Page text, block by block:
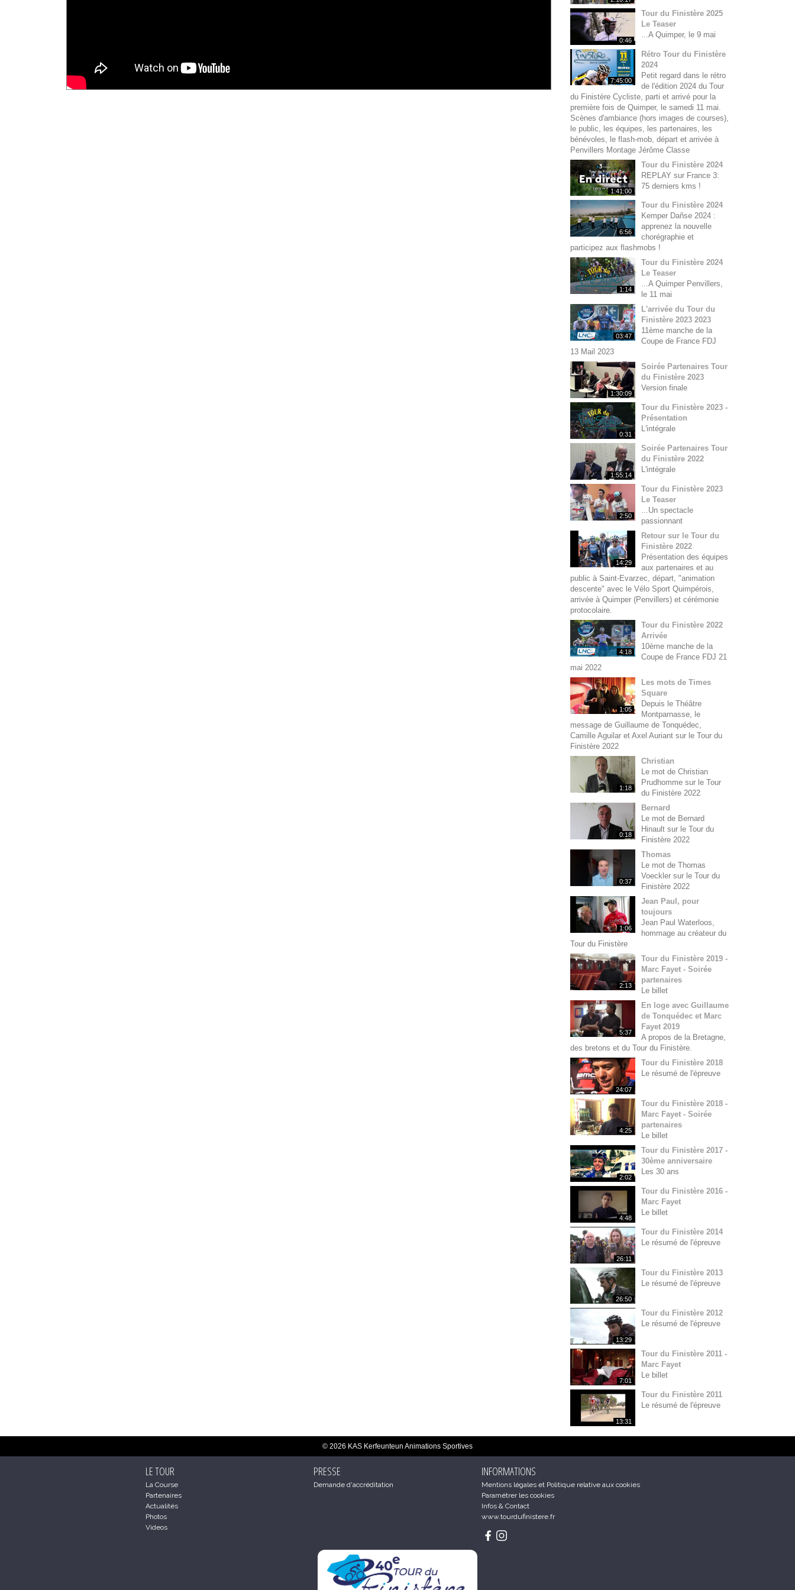
0:46
Tour du Finistère 2025
Le Teaser
...A Quimper, le 9 mai
7:45:00
Rétro Tour du Finistère
2024
Petit regard dans le rétro
de l'édition 2024 du Tour
du Finistère Cycliste, parti et arrivé pour la
première fois de Quimper, le samedi 11 mai.
Scènes d'ambiance (hors images de courses),
le public, les équipes, les partenaires, les
bénévoles, le flash-mob, départ et arrivée à
Penvillers Montage Jérôme Classe
1:41:00
Tour du Finistère 2024
REPLAY sur France 3:
75 derniers kms !
6:56
Tour du Finistère 2024
Kemper Dañse 2024 :
apprenez la nouvelle
chorégraphie et
participez aux flashmobs !
1:14
Tour du Finistère 2024
Le Teaser
...A Quimper Penvillers,
le 11 mai
03:47
L'arrivée du Tour du
Finistère 2023 2023
11ème manche de la
Coupe de France FDJ
13 Mail 2023
1:30:09
Soirée Partenaires Tour
du Finistère 2023
Version finale
0:31
Tour du Finistère 2023 -
Présentation
L'intégrale
1:55:14
Soirée Partenaires Tour
du Finistère 2022
L'intégrale
2:50
Tour du Finistère 2023
Le Teaser
...Un spectacle
passionnant
14:29
Retour sur le Tour du
Finistère 2022
Présentation des équipes
aux partenaires et au
public à Saint-Evarzec, départ, "animation
descente" avec le Vélo Sport Quimpérois,
arrivée à Quimper (Penvillers) et cérémonie
protocolaire.
4:18
Tour du Finistère 2022
Arrivée
10ème manche de la
Coupe de France FDJ 21
mai 2022
1:05
Les mots de Times
Square
Depuis le Théâtre
Montparnasse, le
message de Guillaume de Tonquédec,
Camille Aguilar et Axel Auriant sur le Tour du
Finistère 2022
1:18
Christian
Le mot de Christian
Prudhomme sur le Tour
du Finistère 2022
0:18
Bernard
Le mot de Bernard
Hinault sur le Tour du
Finistère 2022
0:37
Thomas
Le mot de Thomas
Voeckler sur le Tour du
Finistère 2022
1:06
Jean Paul, pour
toujours
Jean Paul Waterloos,
hommage au créateur du
Tour du Finistère
2:13
Tour du Finistère 2019 -
Marc Fayet - Soirée
partenaires
Le billet
5:37
En loge avec Guillaume
de Tonquédec et Marc
Fayet 2019
A propos de la Bretagne,
des bretons et du Tour du Finistère.
24:07
Tour du Finistère 2018
Le résumé de l'épreuve
4:25
Tour du Finistère 2018 -
Marc Fayet - Soirée
partenaires
Le billet
2:02
Tour du Finistère 2017 -
30ème anniversaire
Les 30 ans
4:48
Tour du Finistère 2016 -
Marc Fayet
Le billet
26:11
Tour du Finistère 2014
Le résumé de l'épreuve
26:50
Tour du Finistère 2013
Le résumé de l'épreuve
13:29
Tour du Finistère 2012
Le résumé de l'épreuve
7:01
Tour du Finistère 2011 -
Marc Fayet
Le billet
13:31
Tour du Finistère 2011
Le résumé de l'épreuve
© 2026 KAS Kerfeunteun Animations Sportives
LE TOUR
La Course
Partenaires
Actualités
Photos
Videos
PRESSE
Demande d'accréditation
INFORMATIONS
Mentions légales et Politique relative aux cookies
Paramétrer les cookies
Infos & Contact
www.tourdufinistere.fr